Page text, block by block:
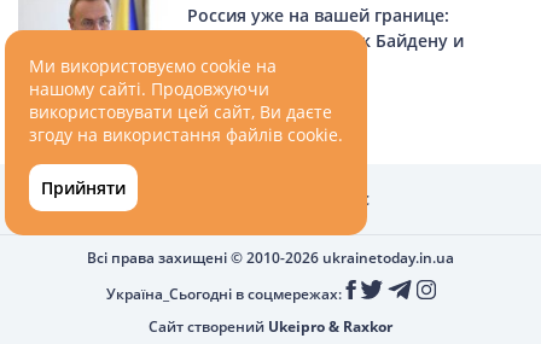
Россия уже на вашей границе:
Садовой обратился к Байдену и
Столтенбергу
13.03.2022
Про нас
Всі права захищені © 2010-2026 ukrainetoday.in.ua
Україна_Сьогодні в соцмережах:
Сайт створений Ukeipro& Raxkor
Ми використовуємо cookie на
нашому сайті. Продовжуючи
використовувати цей сайт, Ви даєте
згоду на використання файлів cookie.
Прийняти